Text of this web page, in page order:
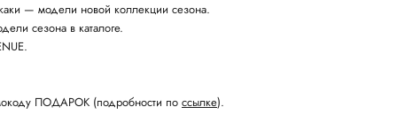
— модели новой коллекции сезона.
сезона в каталоге.
ПОДАРОК (подробности по ссылке).